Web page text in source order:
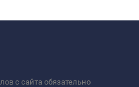
с сайта обязательно